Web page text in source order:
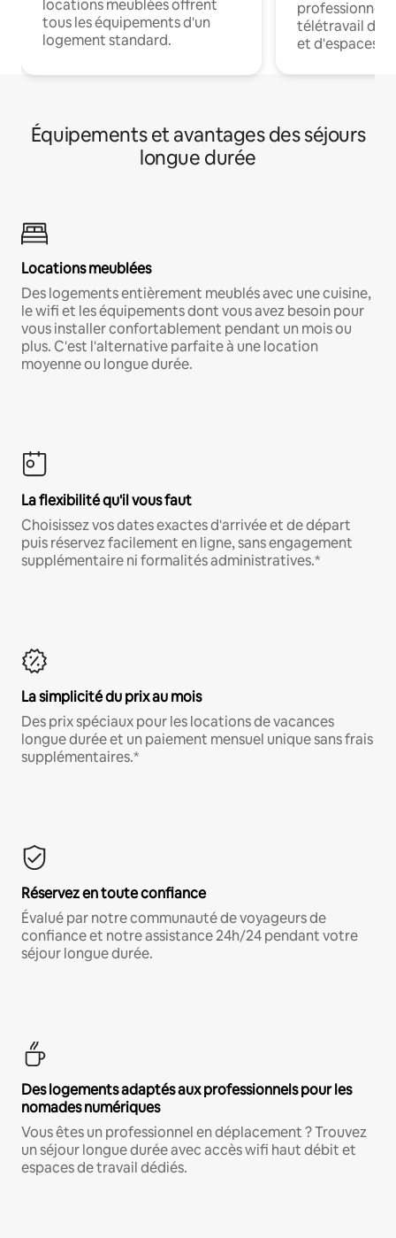
locations meublées offrent
tous les équipements d'un
logement standard.
professionnels
télétravail
et d'espaces
Équipements et avantages des séjours
longue durée
Locations meublées
Des logements entièrement meublés avec une cuisine,
le wifi et les équipements dont vous avez besoin pour
vous installer confortablement pendant un mois ou
plus. C'est l'alternative parfaite à une location
moyenne ou longue durée.
La flexibilité qu'il vous faut
Choisissez vos dates exactes d'arrivée et de départ
puis réservez facilement en ligne, sans engagement
supplémentaire ni formalités administratives.*
La simplicité du prix au mois
Des prix spéciaux pour les locations de vacances
longue durée et un paiement mensuel unique sans frais
supplémentaires.*
Réservez en toute confiance
Évalué par notre communauté de voyageurs de
confiance et notre assistance 24h/24 pendant votre
séjour longue durée.
Des logements adaptés aux professionnels pour les
nomades numériques
Vous êtes un professionnel en déplacement ? Trouvez
un séjour longue durée avec accès wifi haut débit et
espaces de travail dédiés.